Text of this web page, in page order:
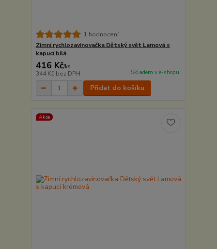
1 hodnocení
Zimní rychlozavinovačka Dětský svět Lamová s
kapucí bílá
416 Kč/ks
344 Kč bez DPH Skladem v e-shopu
Přidat do košíku
Akce